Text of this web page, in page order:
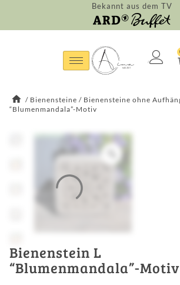
Bekannt aus dem TV
/ Bienensteine / Bienensteine ohne
“Blumenmandala”-Motiv
Bienenstein L
“Blumenmandala”-Motiv